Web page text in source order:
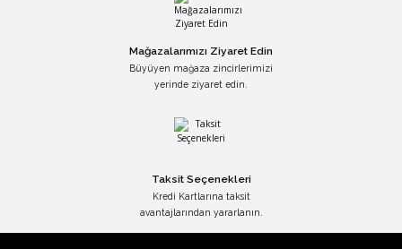
Mağazalarımızı Ziyaret Edin
Büyüyen mağaza zincirlerimizi
yerinde ziyaret edin.
Taksit Seçenekleri
Kredi Kartlarına taksit
avantajlarından yararlanın.